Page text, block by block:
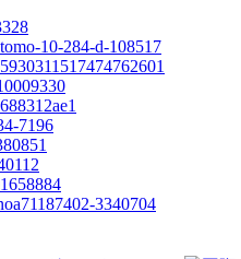
10-284-d-108517
7196
3340704